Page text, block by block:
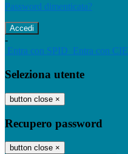
Password dimenticata?
-
Entra con SPID Entra con CIE
Seleziona utente
button close ×
Recupero password
button close ×